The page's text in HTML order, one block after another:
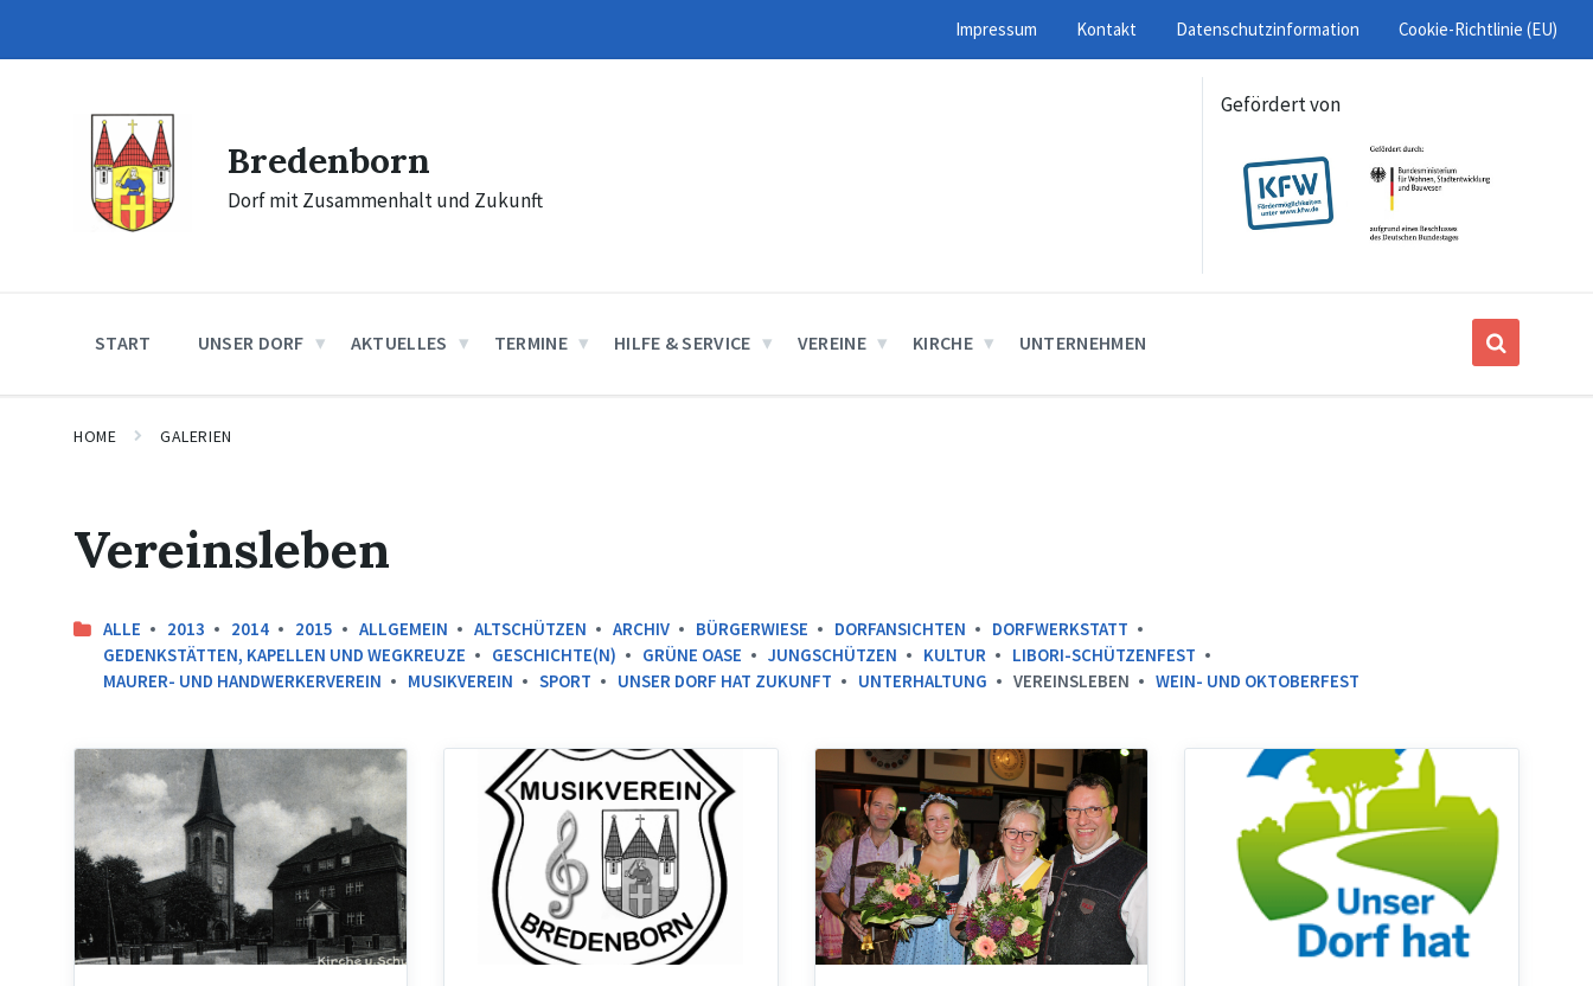
content
main
footer
Impressum Kontakt Datenschutzinformation Cookie-Richtlinie (EU)
Bredenborn
Dorf mit Zusammenhalt und Zukunft
Gefördert von
START UNSER DORF AKTUELLES TERMINE HILFE & SERVICE VEREINE KIRCHE UNTERNEHMEN
HOME GALERIEN
Vereinsleben
ALLE 2013 2014 2015 ALLGEMEIN ALTSCHÜTZEN ARCHIV BÜRGERWIESE DORFANSICHTEN
DORFWERKSTATT
GEDENKSTÄTTEN, KAPELLEN UND WEGKREUZE
GESCHICHTE(N) GRÜNE OASE JUNGSCHÜTZEN KULTUR
LIBORI-SCHÜTZENFEST
MAURER- UND HANDWERKERVEREIN
MUSIKVEREIN SPORT UNSER DORF HAT ZUKUNFT UNTERHALTUNG VEREINSLEBEN WEIN- UND OKTOBERFEST